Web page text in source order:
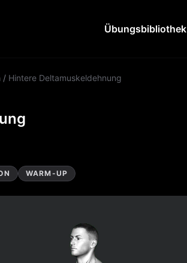
Übungsbibliothek
/ Hintere Deltamuskeldehnung
WARM-UP